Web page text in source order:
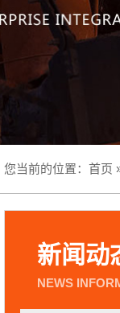
您当前的位置： 首页
新闻动